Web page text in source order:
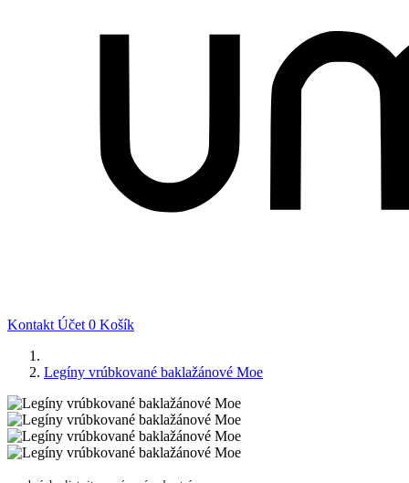
Kontakt Účet 0 Košík
Legíny vrúbkované baklažánové Moe